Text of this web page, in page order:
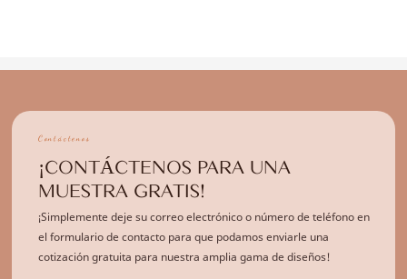
Contáctenos
¡CONTÁCTENOS PARA UNA
MUESTRA GRATIS!
¡Simplemente deje su correo electrónico o número de teléfono en
el formulario de contacto para que podamos enviarle una
cotización gratuita para nuestra amplia gama de diseños!